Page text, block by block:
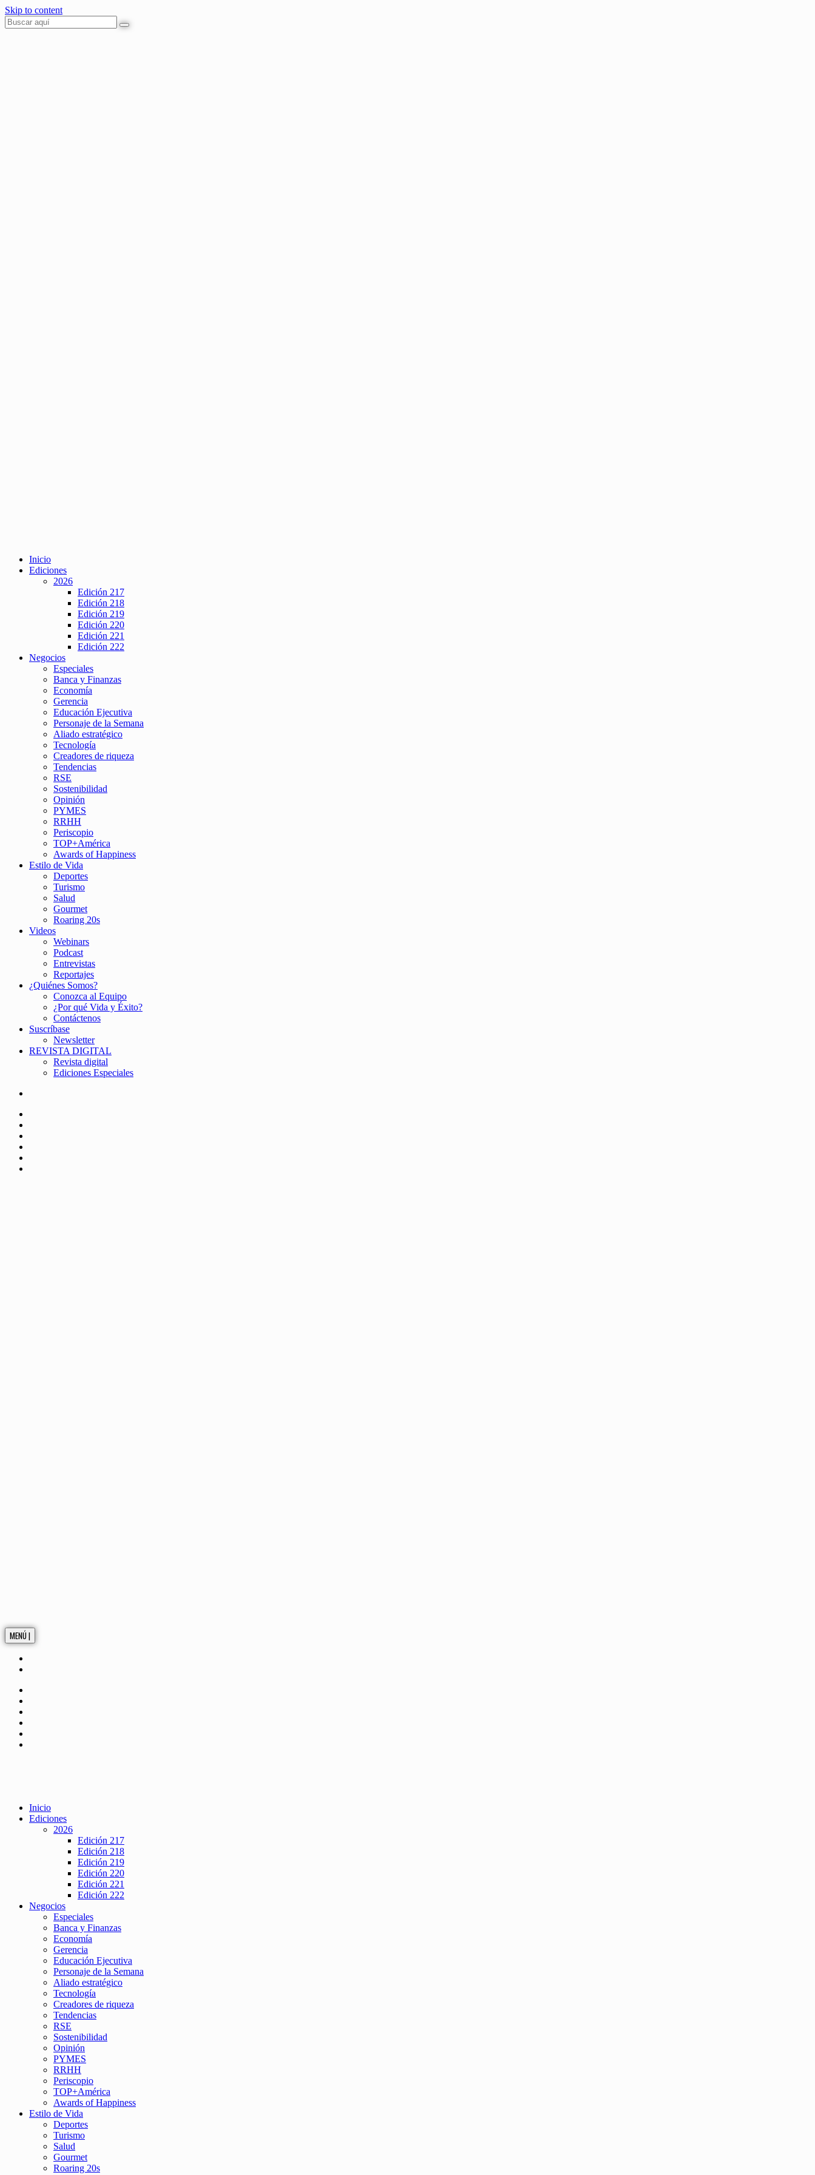
Skip to content
Inicio
Ediciones
2026
Edición 217
Edición 218
Edición 219
Edición 220
Edición 221
Edición 222
Negocios
Especiales
Banca y Finanzas
Economía
Gerencia
Educación Ejecutiva
Personaje de la Semana
Aliado estratégico
Tecnología
Creadores de riqueza
Tendencias
RSE
Sostenibilidad
Opinión
PYMES
RRHH
Periscopio
TOP+América
Awards of Happiness
Estilo de Vida
Deportes
Turismo
Salud
Gourmet
Roaring 20s
Videos
Webinars
Podcast
Entrevistas
Reportajes
¿Quiénes Somos?
Conozca al Equipo
¿Por qué Vida y Éxito?
Contáctenos
Suscríbase
Newsletter
REVISTA DIGITAL
Revista digital
Ediciones Especiales
MENÚ |
Inicio
Ediciones
2026
Edición 217
Edición 218
Edición 219
Edición 220
Edición 221
Edición 222
Negocios
Especiales
Banca y Finanzas
Economía
Gerencia
Educación Ejecutiva
Personaje de la Semana
Aliado estratégico
Tecnología
Creadores de riqueza
Tendencias
RSE
Sostenibilidad
Opinión
PYMES
RRHH
Periscopio
TOP+América
Awards of Happiness
Estilo de Vida
Deportes
Turismo
Salud
Gourmet
Roaring 20s